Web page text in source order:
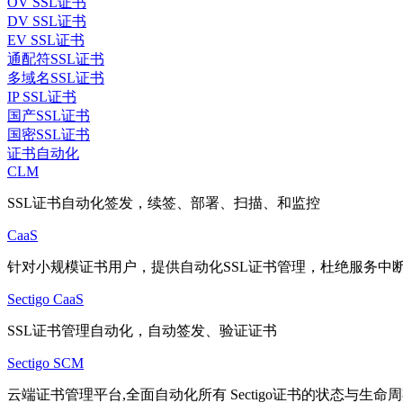
DV SSL证书
EV SSL证书
通配符SSL证书
多域名SSL证书
IP SSL证书
国产SSL证书
国密SSL证书
证书自动化
CLM
SSL证书自动化签发，续签、部署、扫描、和监控
CaaS
针对小规模证书用户，提供自动化SSL证书管理，杜绝服务中
Sectigo CaaS
SSL证书管理自动化，自动签发、验证证书
Sectigo SCM
云端证书管理平台,全面自动化所有 Sectigo证书的状态与生命周